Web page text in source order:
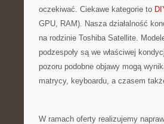
oczekiwać. Ciekawe kategorie to
GPU, RAM). Nasza działalność
na rodzinie Toshiba Satellite.
podzespoły są we właściwej
pozoru podobne objawy mogą
matrycy, keyboardu, a czasem
W ramach oferty realizujemy